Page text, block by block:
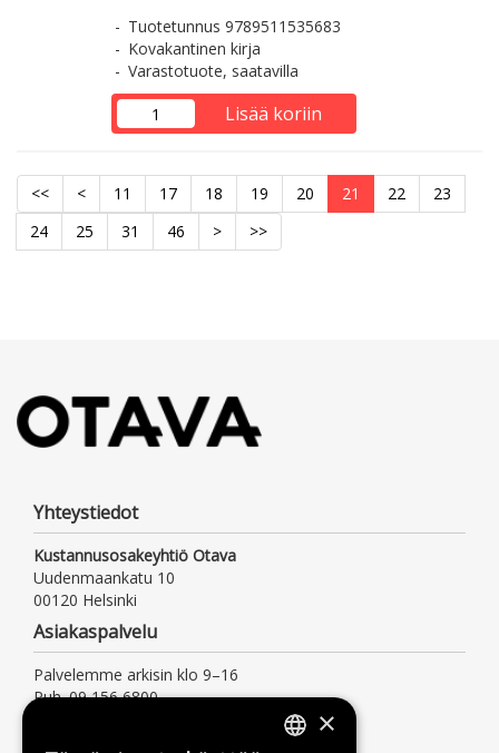
Tuotetunnus 9789511535683
Kovakantinen kirja
Varastotuote, saatavilla
Lisää koriin
<< < 11 17 18 19 20 21 22
23
24
25 31 46 > >>
Yhteystiedot
Kustannusosakeyhtiö Otava
Uudenmaankatu 10
00120 Helsinki
Asiakaspalvelu
Palvelemme arkisin klo 9–16
Puh. 09 156 6800
×